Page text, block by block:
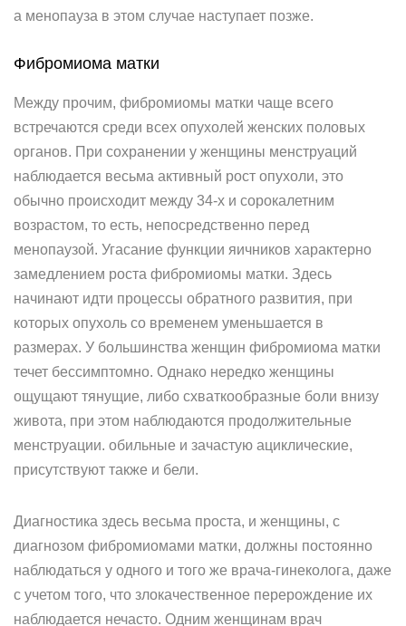
а менопауза в этом случае наступает позже.
Фибромиома матки
Между прочим, фибромиомы матки чаще всего
встречаются среди всех опухолей женских половых
органов. При сохранении у женщины менструаций
наблюдается весьма активный рост опухоли, это
обычно происходит между 34-х и сорокалетним
возрастом, то есть, непосредственно перед
менопаузой. Угасание функции яичников характерно
замедлением роста фибромиомы матки. Здесь
начинают идти процессы обратного развития, при
которых опухоль со временем уменьшается в
размерах. У большинства женщин фибромиома матки
течет бессимптомно. Однако нередко женщины
ощущают тянущие, либо схваткообразные боли внизу
живота, при этом наблюдаются продолжительные
менструации. обильные и зачастую ациклические,
присутствуют также и бели.
Диагностика здесь весьма проста, и женщины, с
диагнозом фибромиомами матки, должны постоянно
наблюдаться у одного и того же врача-гинеколога, даже
с учетом того, что злокачественное перерождение их
наблюдается нечасто. Одним женщинам врач